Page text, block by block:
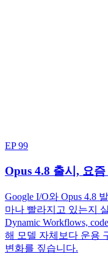
EP 99
Opus 4.8 출시, 요
Google I/O와 Opus 4.8
마나 빨라지고 있는지
Dynamic Workflows,
해 모델 자체보다 운용
변화를 짚습니다.